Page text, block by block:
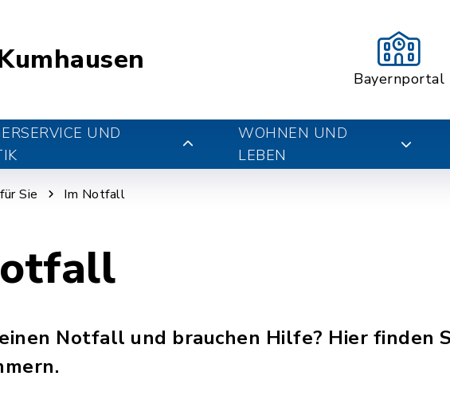
Bayernportal
UND
WOHNEN UND
LEBEN
Sie Im Notfall
Notfall und brauchen Hilfe? Hier finden